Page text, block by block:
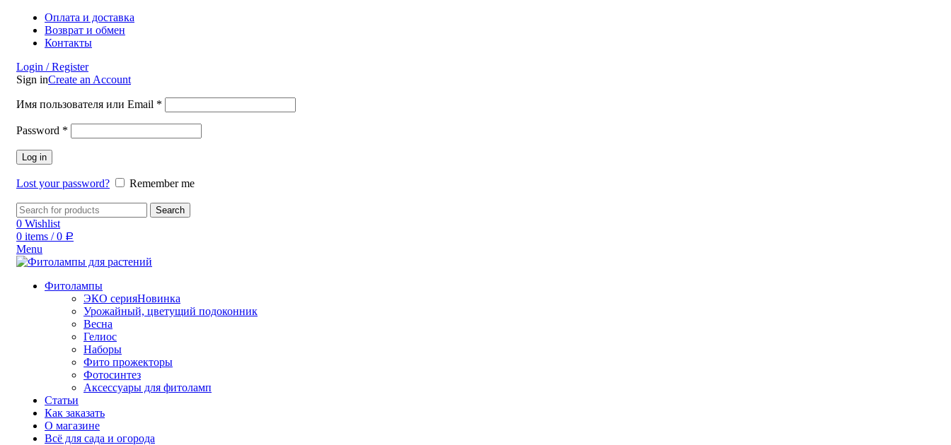
Оплата и доставка
Возврат и обмен
Контакты
Login / Register
Sign inCreate an Account
Имя пользователя или Email *
Password *
Log in
Lost your password? Remember me
Search
0 Wishlist
0 items / 0 Р
Menu
Фитолампы
ЭКО серияНовинка
Урожайный, цветущий подоконник
Весна
Гелиос
Наборы
Фито прожекторы
Фотосинтез
Аксессуары для фитоламп
Статьи
Как заказать
О магазине
Всё для сада и огорода